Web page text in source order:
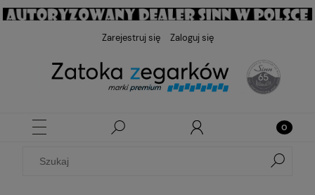
Zarejestruj się Zaloguj się